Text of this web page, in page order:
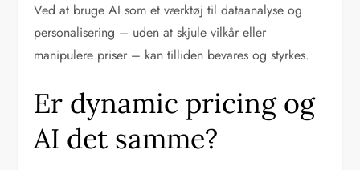
Ved at bruge AI som et værktøj til dataanalyse og
personalisering – uden at skjule vilkår eller
manipulere priser – kan tilliden bevares og styrkes.
Er dynamic pricing og
AI det samme?